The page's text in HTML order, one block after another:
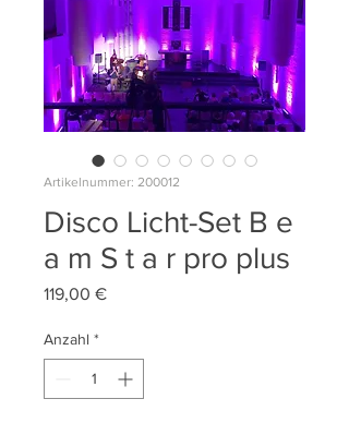
Artikelnummer: 200012
Disco Licht-Set B e
a m S t a r pro plus
119,00 €Preis
Anzahl *